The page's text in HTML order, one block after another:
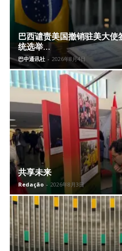
巴西谴责美国撤销驻美大使
统选举...
巴中通讯社 - 2026年8月4日
共享未来
Redação - 2026年8月3日